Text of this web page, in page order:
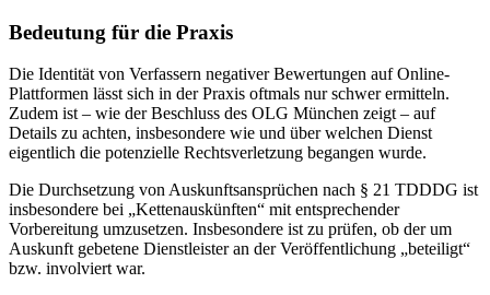
Bedeutung für die Praxis
Die Identität von Verfassern negativer Bewertungen auf Online-
Plattformen lässt sich in der Praxis oftmals nur schwer ermitteln.
Zudem ist – wie der Beschluss des OLG München zeigt – auf
Details zu achten, insbesondere wie und über welchen Dienst
eigentlich die potenzielle Rechtsverletzung begangen wurde.
Die Durchsetzung von Auskunftsansprüchen nach § 21 TDDDG ist
insbesondere bei „Kettenauskünften“ mit entsprechender
Vorbereitung umzusetzen. Insbesondere ist zu prüfen, ob der um
Auskunft gebetene Dienstleister an der Veröffentlichung „beteiligt“
bzw. involviert war.